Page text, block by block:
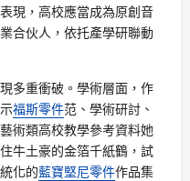
現，高校應當成為原創音
合伙人，依托產學研聯動
多重衝破。學術層面，作
福斯零件范、學術研討、
術類高校教學參考資料她
牛土豪的金箔千紙鶴，試
化的藍寶堅尼零件作品集